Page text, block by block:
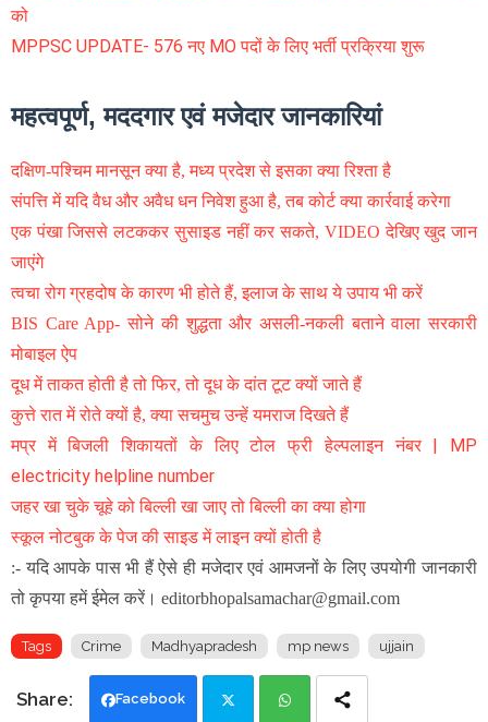
को
MPPSC UPDATE- 576 नए MO पदों के लिए भर्ती प्रक्रिया शुरू
महत्वपूर्ण, मददगार एवं मजेदार जानकारियां
दक्षिण-पश्चिम मानसून क्या है, मध्य प्रदेश से इसका क्या रिश्ता है
संपत्ति में यदि वैध और अवैध धन निवेश हुआ है, तब कोर्ट क्या कार्रवाई करेगा
एक पंखा जिससे लटककर सुसाइड नहीं कर सकते, VIDEO देखिए खुद जान
जाएंगे
त्वचा रोग ग्रहदोष के कारण भी होते हैं, इलाज के साथ ये उपाय भी करें
BIS Care App- सोने की शुद्धता और असली-नकली बताने वाला सरकारी
मोबाइल ऐप
दूध में ताकत होती है तो फिर, तो दूध के दांत टूट क्यों जाते हैं
कुत्ते रात में रोते क्यों है, क्या सचमुच उन्हें यमराज दिखते हैं
मप्र में बिजली शिकायतों के लिए टोल फ्री हेल्पलाइन नंबर | MP
electricity helpline number
जहर खा चुके चूहे को बिल्ली खा जाए तो बिल्ली का क्या होगा
स्कूल नोटबुक के पेज की साइड में लाइन क्यों होती है
:- यदि आपके पास भी हैं ऐसे ही मजेदार एवं आमजनों के लिए उपयोगी जानकारी
तो कृपया हमें ईमेल करें। editorbhopalsamachar@gmail.com
Tags Crime Madhyapradesh mp news ujjain
Facebook